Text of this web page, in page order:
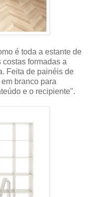
é toda a estante de
costas formadas a
Feita de painéis de
branco para
e o recipiente".